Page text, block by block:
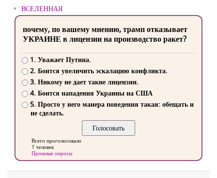
ВСЕЛЕННАЯ
почему, по вашему мнению, трамп отказывает
УКРАИНЕ в лицензии на производство ракет?
1. Уважает Путина.
2. Боится увеличить эскалацию конфликта.
3. Никому не дает такие лицензии.
4. Боится нападения Украины на США
5. Просто у него манера поведения такая: обещать и
не сделать.
Всего проголосовало
1 человек
Прошлые опросы